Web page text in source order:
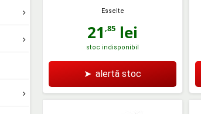
Esselte
21 ,85 lei
stoc indisponibil
➤ alertă stoc